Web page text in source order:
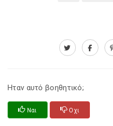
Ηταν αυτό βοηθητικό;
Ναι Οχι